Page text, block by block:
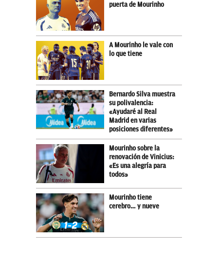
puerta de Mourinho
A Mourinho le vale con
lo que tiene
Bernardo Silva muestra
su polivalencia:
«Ayudaré al Real
Madrid en varias
posiciones diferentes»
Mourinho sobre la
renovación de Vinicius:
«Es una alegría para
todos»
Mourinho tiene
cerebro… y nueve